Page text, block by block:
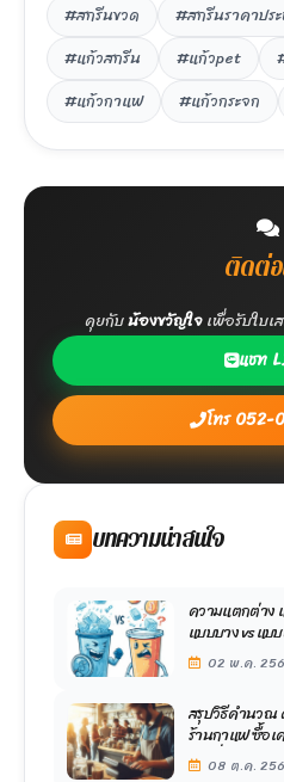
#สกรีนขวด
#สกรีนราคาปร
#แก้วสกรีน
#แก้วpet
#แก้วกาแฟ
#แก้วกระจก
ติดต่อ
คุยกับน้องขวัญใจเพื่อรับใบ
แชท
โทร
บทความน่าสนใจ
ความแตกต่าง
แบบบาง vs แ
สกรีน02 พ.ค.
สรุปวิธีคำนวณ
ร้านกาแฟ ซื้อเ
ค่าเสื่อมอย่างไ
08 ต.ค.